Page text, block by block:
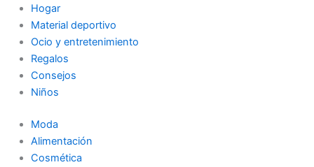
Hogar
Material deportivo
Ocio y entretenimiento
Regalos
Consejos
Niños
Moda
Alimentación
Cosmética